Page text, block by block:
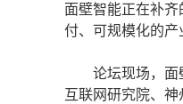
面壁智能正在补
付、可规模化的产
论坛现场，面壁
互联网研究院、